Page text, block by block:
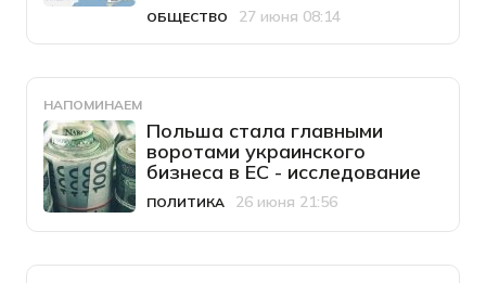
Категория
ОБЩЕСТВО
Дата публикации
27 июня 08:14
НАПОМИНАЕМ
Польша стала главными
воротами украинского
бизнеса в ЕС - исследование
Категория
ПОЛИТИКА
Дата публикации
26 июня 21:56